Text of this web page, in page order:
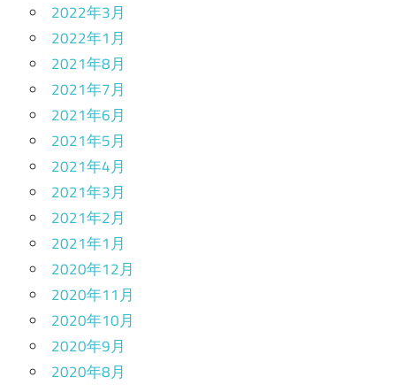
2022年3月
2022年1月
2021年8月
2021年7月
2021年6月
2021年5月
2021年4月
2021年3月
2021年2月
2021年1月
2020年12月
2020年11月
2020年10月
2020年9月
2020年8月